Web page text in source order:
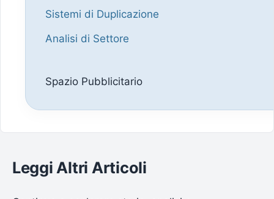
Sistemi di Duplicazione
Analisi di Settore
Spazio Pubblicitario
Leggi Altri Articoli